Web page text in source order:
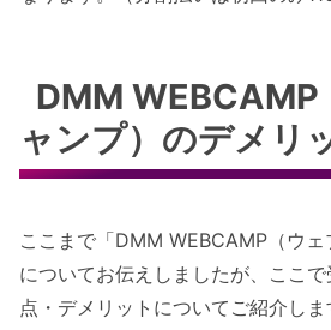
DMM WEBCAMP
ャンプ）のデメリ
ここまで「DMM WEBCAMP（ウ
についてお伝えしましたが、ここ
点・デメリットについてご紹介しま